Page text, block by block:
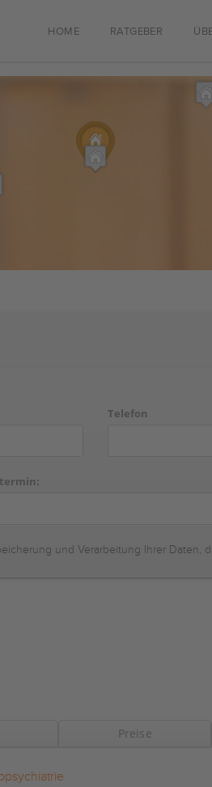
HOME RATGEBER
Telefon
und Verarbeitung Ihrer
Preise